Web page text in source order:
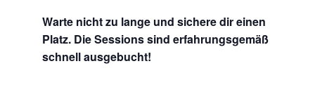
Warte nicht zu lange und sichere dir einen
Platz. Die Sessions sind erfahrungsgemäß
schnell ausgebucht!